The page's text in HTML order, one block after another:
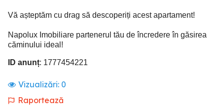
Vă așteptăm cu drag să descoperiți acest apartament!
Napolux Imobiliare partenerul tău de încredere în găsirea
căminului ideal!
ID anunț: 1777454221
Vizualizări: 0
Raportează